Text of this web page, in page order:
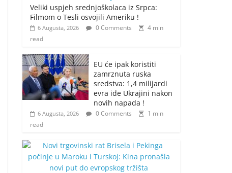
Veliki uspjeh srednjoškolaca iz Srpca:
Filmom o Tesli osvojili Ameriku !
6 Augusta, 2026 0 Comments
4 min
read
EU će ipak koristiti
zamrznuta ruska
sredstva: 1,4 milijardi
evra ide Ukrajini nakon
novih napada !
6 Augusta, 2026 0 Comments
1 min
read